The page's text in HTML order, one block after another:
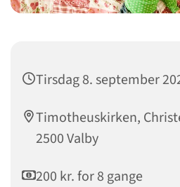
Tirsdag 8. september
Timotheuskirken,
2500 Valby
200 kr. for 8 gange